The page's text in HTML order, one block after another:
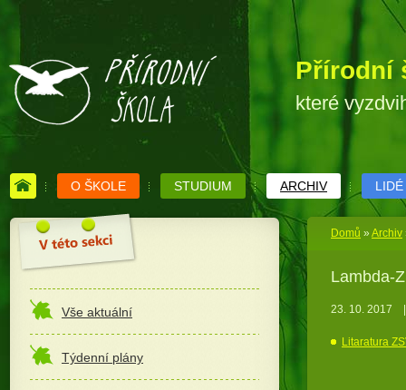
Přírodní
které
O ŠKOLE STUDIUM ARCHIV LIDÉ
Vše aktuální
Týdenní plány
Domů » Archiv
Lambda-
23. 10. 2017
Litaratura